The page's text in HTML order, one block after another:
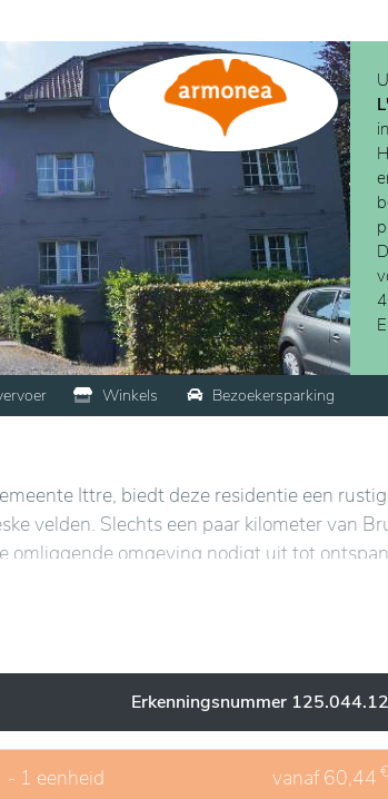
Winkels Bezoekersparking
Ittre, biedt deze residentie een
velden. Slechts een paar kilometer van
omliggende omgeving nodigt uit tot
wandeling.
en moderne kamers die zijn ontworpen
activiteiten die op hun behoeften zijn
gemeenschappelijke ruimtes
zich door een persoonlijke
Erkenningsnummer
- 1 eenheid vanaf60,44 €